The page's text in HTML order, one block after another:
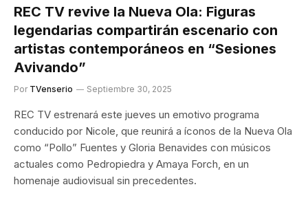
REC TV revive la Nueva Ola: Figuras
legendarias compartirán escenario con
artistas contemporáneos en “Sesiones
Avivando”
Por TVenserio Septiembre 30, 2025
REC TV estrenará este jueves un emotivo programa
conducido por Nicole, que reunirá a íconos de la Nueva Ola
como “Pollo” Fuentes y Gloria Benavides con músicos
actuales como Pedropiedra y Amaya Forch, en un
homenaje audiovisual sin precedentes.